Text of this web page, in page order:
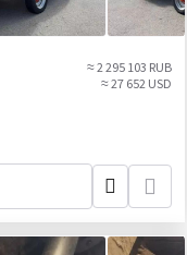
≈ 2 295 103 RUB
≈ 27 652 USD